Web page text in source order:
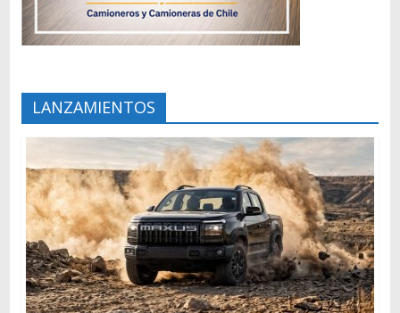
LANZAMIENTOS